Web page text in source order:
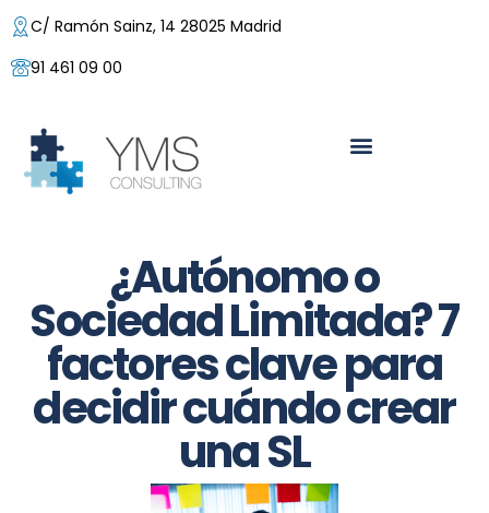
C/ Ramón Sainz, 14 28025 Madrid
91 461 09 00
¿Autónomo o
Sociedad Limitada? 7
factores clave para
decidir cuándo crear
una SL